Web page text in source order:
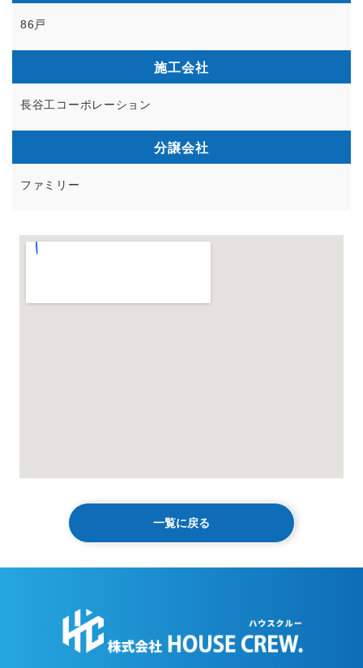
86戸
施工会社
長谷工コーポレーション
分譲会社
ファミリー
一覧に戻る